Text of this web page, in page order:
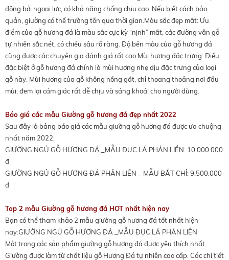
động bởi ngoại lực, có khả năng chống chịu cao. Nếu biết cách bảo
quản, giường có thể trường tồn qua thời gian.Màu sắc đẹp mắt: Ưu
điểm của gỗ hương đá là màu sắc cực kỳ “nịnh” mắt, các đường vân gỗ
tự nhiên sắc nét, có chiều sâu rõ ràng. Độ bền màu của gỗ hương đá
cũng được các chuyên gia đánh giá rất cao.Mùi hương đặc trưng: Điều
đặc biệt ở gỗ hương đá chính là mùi hương nhẹ dịu đặc trưng của loại
gỗ này. Mùi hương của gỗ không nồng gắt, chỉ thoang thoảng nơi đầu
mùi, đem lại cảm giác rất dễ chịu và sảng khoái cho người dùng.
Báo giá các mẫu Giường gỗ hương đá đẹp nhất 2022
Sau đây là bảng báo giá các mẫu giường gỗ hương đá được ưa chuộng
nhất năm 2022:
GIƯỜNG NGỦ GỖ HƯƠNG ĐÁ _MẪU ĐỤC LÁ PHẢN LIỀN: 10.000.000
đ
GIƯỜNG NGỦ GỖ HƯƠNG ĐÁ PHẢN LIỀN _ MẪU BẮT CHỈ: 9.500.000
đ
Top 2 mẫu Giường gỗ hương đá HOT nhất hiện nay
Bạn có thể tham khảo 2 mẫu giường gỗ hương đá tốt nhất hiện
nay:GIƯỜNG NGỦ GỖ HƯƠNG ĐÁ _MẪU ĐỤC LÁ PHẢN LIỀN
Một trong các sản phẩm giường gỗ hương đá được yêu thích nhất.
Giường được làm từ chất liệu gỗ Hương Đá tự nhiên cao cấp. Các chi tiết